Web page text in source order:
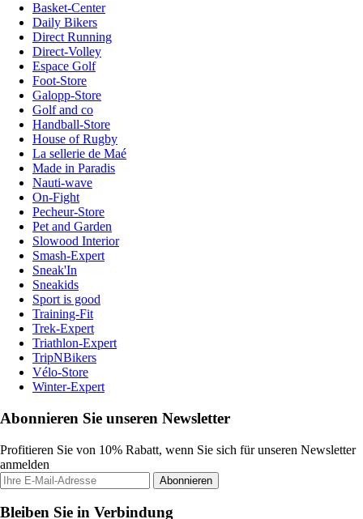
Basket-Center
Daily Bikers
Direct Running
Direct-Volley
Espace Golf
Foot-Store
Galopp-Store
Golf and co
Handball-Store
House of Rugby
La sellerie de Maé
Made in Paradis
Nauti-wave
On-Fight
Pecheur-Store
Pet and Garden
Slowood Interior
Smash-Expert
Sneak'In
Sneakids
Sport is good
Training-Fit
Trek-Expert
Triathlon-Expert
TripNBikers
Vélo-Store
Winter-Expert
Abonnieren Sie unseren Newsletter
Profitieren Sie von 10% Rabatt, wenn Sie sich für unseren Newsletter
anmelden
Abonnieren
Bleiben Sie in Verbindung